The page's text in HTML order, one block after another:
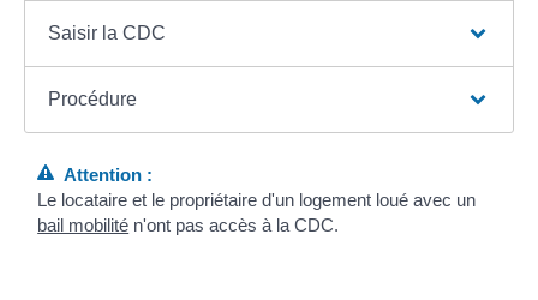
Saisir la CDC
Procédure
Attention :
Le locataire et le propriétaire d'un logement loué avec un
bail mobilité n'ont pas accès à la CDC.